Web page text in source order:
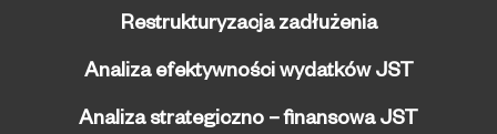
Restrukturyzacja zadłużenia
Analiza efektywności wydatków JST
Analiza strategiczno – finansowa JST